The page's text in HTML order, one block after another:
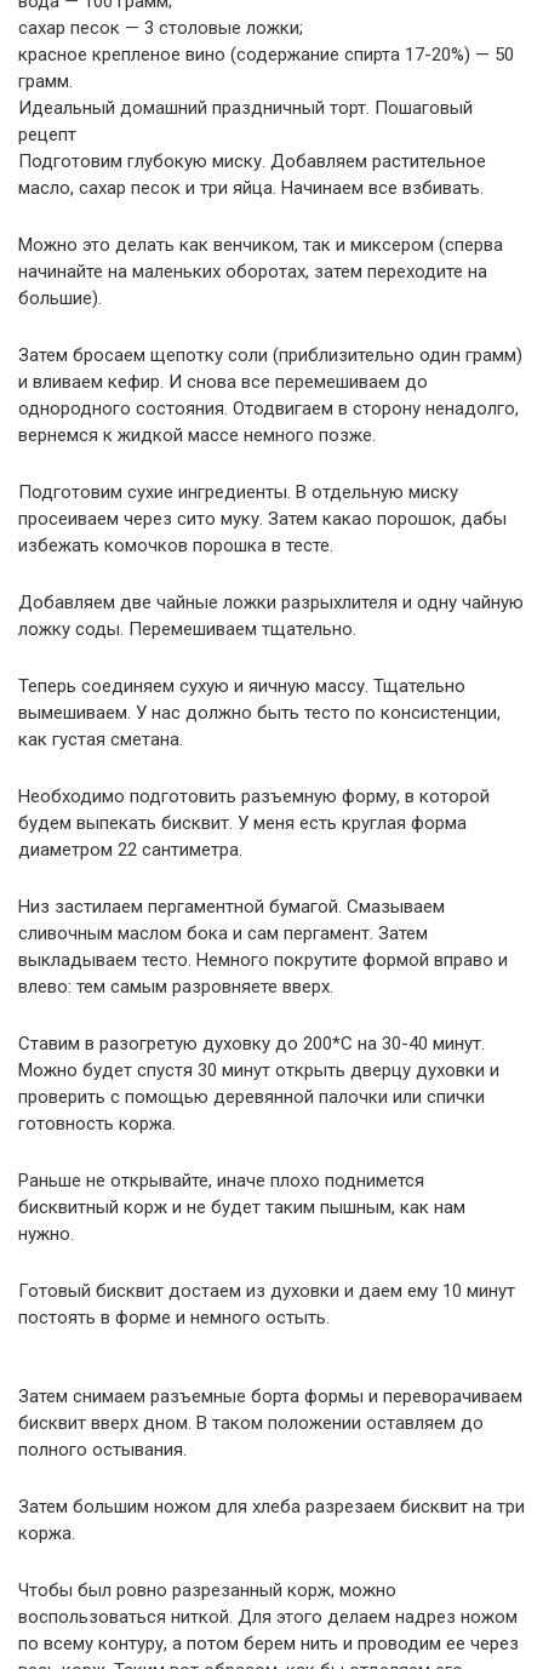
сахар песок — 3 столовые ложки;
красное крепленое вино (содержание спирта 17-20%) — 50
грамм.
Идеальный домашний праздничный торт. Пошаговый
рецепт
Подготовим глубокую миску. Добавляем растительное
масло, сахар песок и три яйца. Начинаем все взбивать.
Можно это делать как венчиком, так и миксером (сперва
начинайте на маленьких оборотах, затем переходите на
большие).
Затем бросаем щепотку соли (приблизительно один грамм)
и вливаем кефир. И снова все перемешиваем до
однородного состояния. Отодвигаем в сторону ненадолго,
вернемся к жидкой массе немного позже.
Подготовим сухие ингредиенты. В отдельную миску
просеиваем через сито муку. Затем какао порошок, дабы
избежать комочков порошка в тесте.
Добавляем две чайные ложки разрыхлителя и одну чайную
ложку соды. Перемешиваем тщательно.
Теперь соединяем сухую и яичную массу. Тщательно
вымешиваем. У нас должно быть тесто по консистенции,
как густая сметана.
Необходимо подготовить разъемную форму, в которой
будем выпекать бисквит. У меня есть круглая форма
диаметром 22 сантиметра.
Низ застилаем пергаментной бумагой. Смазываем
сливочным маслом бока и сам пергамент. Затем
выкладываем тесто. Немного покрутите формой вправо и
влево: тем самым разровняете вверх.
Ставим в разогретую духовку до 200*C на 30-40 минут.
Можно будет спустя 30 минут открыть дверцу духовки и
проверить с помощью деревянной палочки или спички
готовность коржа.
Раньше не открывайте, иначе плохо поднимется
бисквитный корж и не будет таким пышным, как нам
нужно.
Готовый бисквит достаем из духовки и даем ему 10 минут
постоять в форме и немного остыть.
Затем снимаем разъемные борта формы и переворачиваем
бисквит вверх дном. В таком положении оставляем до
полного остывания.
Затем большим ножом для хлеба разрезаем бисквит на три
коржа.
Чтобы был ровно разрезанный корж, можно
воспользоваться ниткой. Для этого делаем надрез ножом
по всему контуру, а потом берем нить и проводим ее через